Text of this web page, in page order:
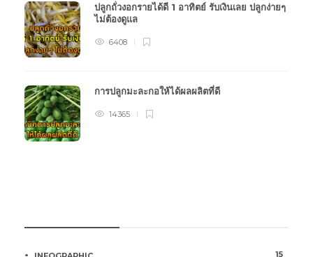
ปลูกถั่วงอกรายได้ดี 1 อาทิตย์ รับเงินเลย ปลูกง่ายๆ
ไม่ต้องดูแล
6408
การปลูกมะละกอให้ได้ผลผลิตที่ดี
14365
15